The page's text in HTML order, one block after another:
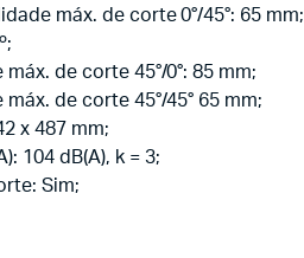
máx. de corte 0°/45°: 65 mm;
de corte 45°/0°: 85 mm;
de corte 45°/45° 65 mm;
x 487 mm;
104 dB(A), k = 3;
Sim;